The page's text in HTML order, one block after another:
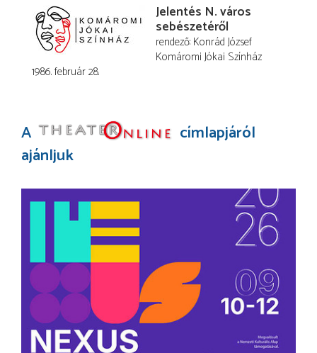
Jelentés N. város
sebészetéről
rendező Konrád József
Komáromi Jókai Színház
1986. február 28.
A
címlapjáról
ajánljuk